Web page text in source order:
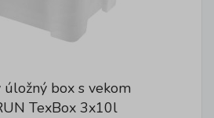
úložný box s vekom
TexBox 3x10l